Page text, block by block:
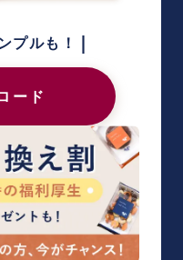
プルも！ |
ード